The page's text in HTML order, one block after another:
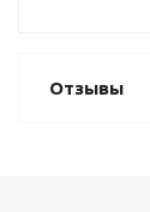
Отзывы